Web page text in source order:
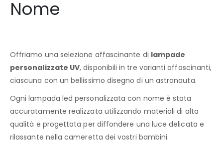
Nome
Offriamo una selezione affascinante di lampade
personalizzate UV, disponibili in tre varianti affascinanti,
ciascuna con un bellissimo disegno di un astronauta.
Ogni lampada led personalizzata con nome è stata
accuratamente realizzata utilizzando materiali di alta
qualità e progettata per diffondere una luce delicata e
rilassante nella cameretta dei vostri bambini.